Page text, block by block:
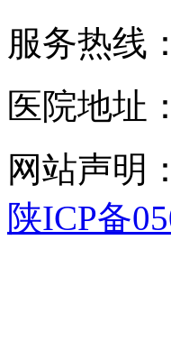
服务热线
医院地址
网站声明
陕ICP备